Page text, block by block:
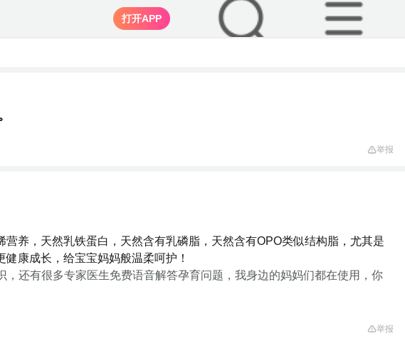
打开APP
举报
养，天然乳铁蛋白，天然含有乳磷脂，天然含有OPO类似结构脂，尤其是
康成长，给宝宝妈妈般温柔呵护！
还有很多专家医生免费语音解答孕育问题，我身边的妈妈们都在使用，你
举报